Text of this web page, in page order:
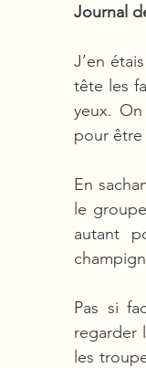
Journal
J’en
tête les
yeux.
pour être
En
le
autant
Pas si
regarder
les